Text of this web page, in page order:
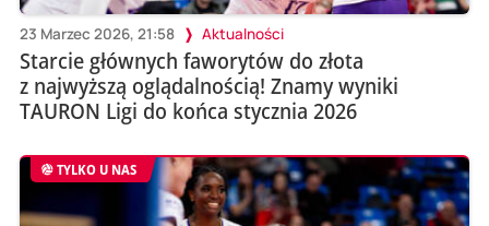
23 Marzec 2026, 21:58 Aktualności
Starcie głównych faworytów do złota
z najwyższą oglądalnością! Znamy wyniki
TAURON Ligi do końca stycznia 2026
TYLKO U NAS